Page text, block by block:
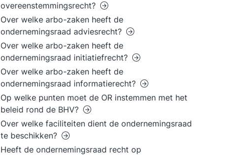
overeenstemmingsrecht?
Over welke arbo-zaken heeft de
ondernemingsraad adviesrecht?
Over welke arbo-zaken heeft de
ondernemingsraad initiatiefrecht?
Over welke arbo-zaken heeft de
ondernemingsraad informatierecht?
Op welke punten moet de OR instemmen met het
beleid rond de BHV?
Over welke faciliteiten dient de ondernemingsraad
te beschikken?
Heeft de ondernemingsraad recht op